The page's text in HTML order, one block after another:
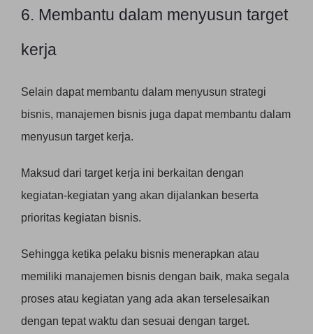
6. Membantu dalam menyusun target
kerja
Selain dapat membantu dalam menyusun strategi
bisnis, manajemen bisnis juga dapat membantu dalam
menyusun target kerja.
Maksud dari target kerja ini berkaitan dengan
kegiatan-kegiatan yang akan dijalankan beserta
prioritas kegiatan bisnis.
Sehingga ketika pelaku bisnis menerapkan atau
memiliki manajemen bisnis dengan baik, maka segala
proses atau kegiatan yang ada akan terselesaikan
dengan tepat waktu dan sesuai dengan target.